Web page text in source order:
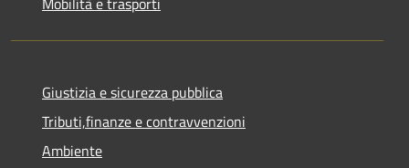
Giustizia e sicurezza pubblica
Tributi,finanze e contravvenzioni
Ambiente